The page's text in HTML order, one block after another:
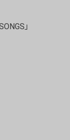
」